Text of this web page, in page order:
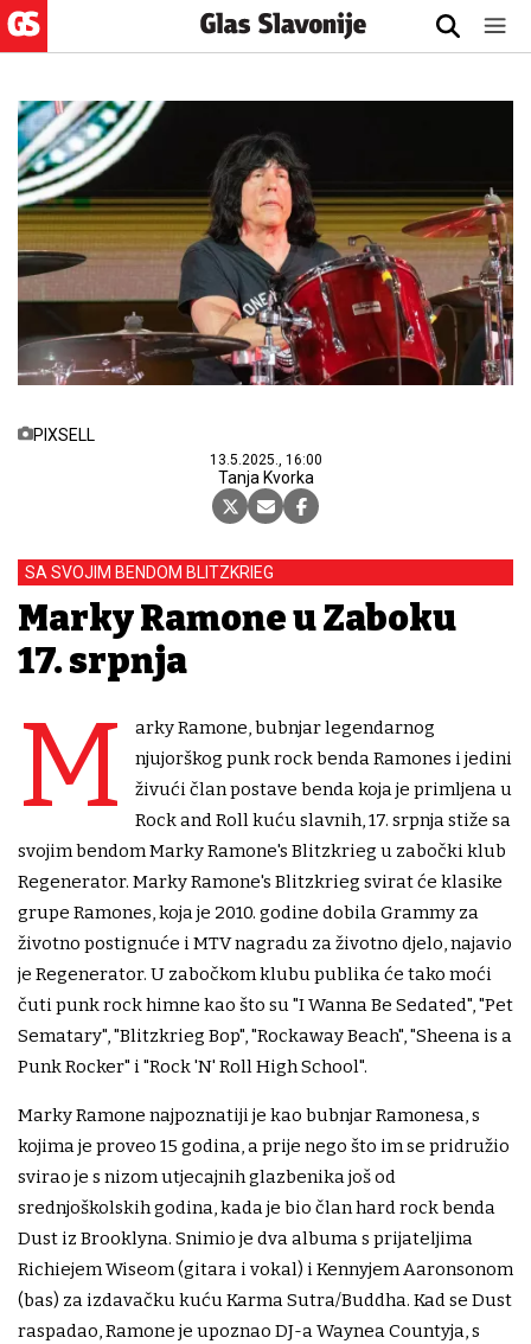
PIXSELL
13.5.2025., 16:00
Tanja Kvorka
SA SVOJIM BENDOM BLITZKRIEG
Marky Ramone u Zaboku
17. srpnja
M
arky Ramone, bubnjar legendarnog
njujorškog punk rock benda Ramones i jedini
živući član postave benda koja je primljena u
Rock and Roll kuću slavnih, 17. srpnja stiže sa
svojim bendom Marky Ramone's Blitzkrieg u zabočki klub
Regenerator. Marky Ramone's Blitzkrieg svirat će klasike
grupe Ramones, koja je 2010. godine dobila Grammy za
životno postignuće i MTV nagradu za životno djelo, najavio
je Regenerator. U zabočkom klubu publika će tako moći
čuti punk rock himne kao što su "I Wanna Be Sedated", "Pet
Sematary", "Blitzkrieg Bop", "Rockaway Beach", "Sheena is a
Punk Rocker" i "Rock 'N' Roll High School".
Marky Ramone najpoznatiji je kao bubnjar Ramonesa, s
kojima je proveo 15 godina, a prije nego što im se pridružio
svirao je s nizom utjecajnih glazbenika još od
srednjoškolskih godina, kada je bio član hard rock benda
Dust iz Brooklyna. Snimio je dva albuma s prijateljima
Richiejem Wiseom (gitara i vokal) i Kennyjem Aaronsonom
(bas) za izdavačku kuću Karma Sutra/Buddha. Kad se Dust
raspadao, Ramone je upoznao DJ-a Waynea Countyja, s